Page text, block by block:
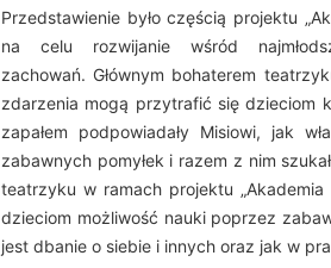
Przedstawienie było częścią projektu
na celu rozwijanie wśród
zachowań. Głównym bohaterem
zdarzenia mogą przytrafić się dzieciom
zapałem podpowiadały Misiowi, jak
zabawnych pomyłek i razem z nim
teatrzyku w ramach projektu „Akademia
dzieciom możliwość nauki poprzez
jest dbanie o siebie i innych oraz jak w